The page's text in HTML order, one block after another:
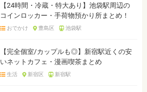
【24時間・冷蔵・特大あり】池袋駅周辺の
コインロッカー・手荷物預かり所まとめ！
おでかけ 豊島区 池袋駅
【完全個室/カップルも◎】新宿駅近くの安
いネットカフェ・漫画喫茶まとめ
生活 新宿区 新宿駅